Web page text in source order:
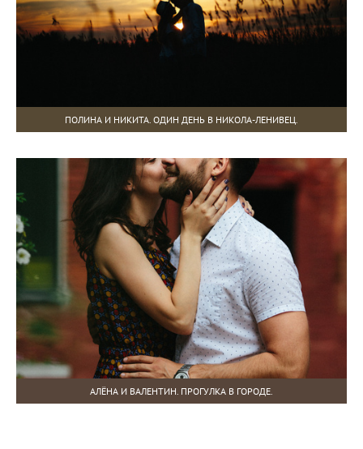
ПОЛИНА И НИКИТА. ОДИН ДЕНЬ В НИКОЛА-ЛЕНИВЕЦ.
АЛЁНА И ВАЛЕНТИН. ПРОГУЛКА В ГОРОДЕ.